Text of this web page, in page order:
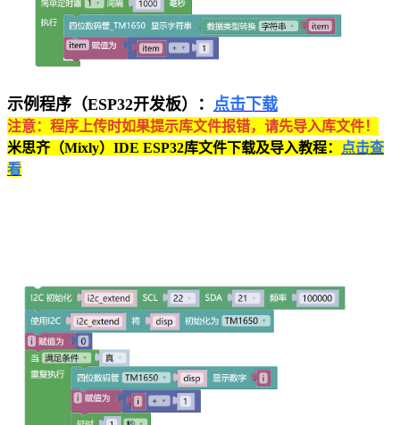
示例程序（ESP32开发板）： 点击下载
注意：程序上传时如果提示库文件报错，请先导入库文件！
米思齐（Mixly）IDE ESP32库文件下载及导入教程：
点击查
看